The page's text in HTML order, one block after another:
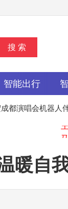
智能出行
演唱会机器人伴
赞称“Impressive”
暖自